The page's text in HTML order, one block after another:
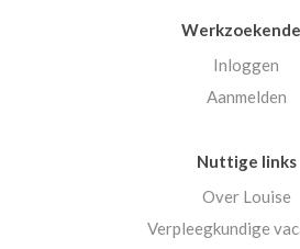
Inloggen
Aanmelden
Nuttige links
Over Louise
Verpleegkundige